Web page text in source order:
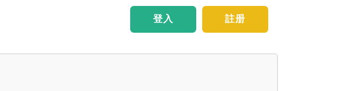
註册
登入